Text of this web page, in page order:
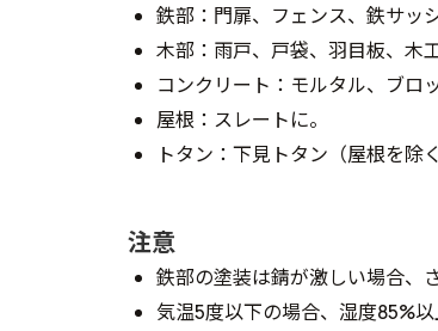
鉄部：門扉、フェンス、鉄サッ
木部：雨戸、戸袋、羽目板、木
コンクリート：モルタル、ブロ
屋根：スレートに。
トタン：下見トタン（屋根を除
注意
鉄部の塗装は錆が激しい場合、
気温5度以下の場合、湿度85%